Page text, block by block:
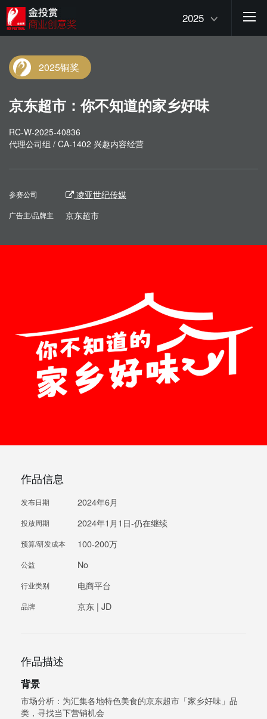
2025
2025铜奖
京东超市：你不知道的家乡好味
RC-W-2025-40836
代理公司组 / CA-1402 兴趣内容经营
参赛公司 凌亚世纪传媒
广告主/品牌主 京东超市
作品信息
发布日期 2024年6月
投放周期 2024年1月1日-仍在继续
预算/研发成本 100-200万
公益 No
行业类别 电商平台
品牌 京东 | JD
作品描述
背景
市场分析：为汇集各地特色美食的京东超市「家乡好味」品
类，寻找当下营销机会